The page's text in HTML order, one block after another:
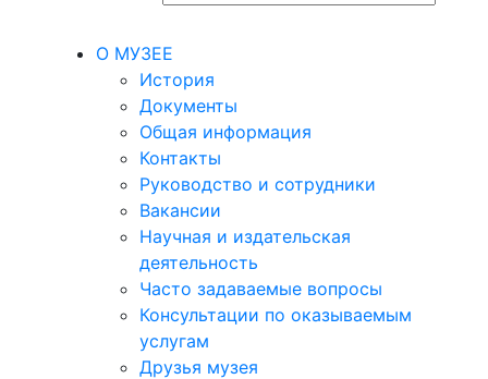
О МУЗЕЕ
История
Документы
Общая информация
Контакты
Руководство и сотрудники
Вакансии
Научная и издательская
деятельность
Часто задаваемые вопросы
Консультации по оказываемым
услугам
Друзья музея